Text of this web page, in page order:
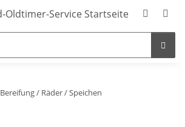
Bereifung / Räder / Speichen